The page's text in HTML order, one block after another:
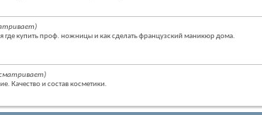
где купить проф. ножницы и как сделать французский маникюр дома.
Качество и состав косметики.